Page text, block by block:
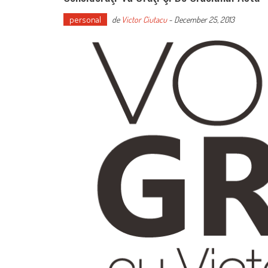
personal de Victor Ciutacu- December 25, 2013